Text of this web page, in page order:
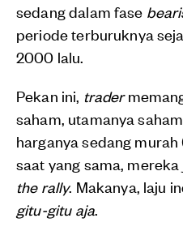
sedang dalam fase
periode terburuknya
2000 lalu.
Pekan ini, trader
saham, utamanya
harganya sedang murah
saat yang sama,
the rally. Makanya, laju
gitu-gitu aja.